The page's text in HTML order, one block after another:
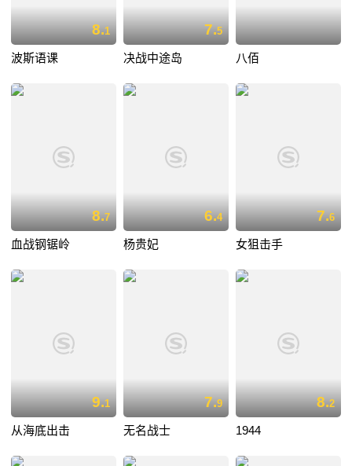
8.1
波斯语课
7.5
决战中途岛 八佰
8.7
血战钢锯岭
6.4
杨贵妃
7.6
女狙击手
9.1
从海底出击
7.9
无名战士
8.2
1944